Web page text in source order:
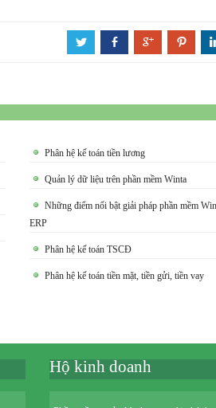
a b c d
Phân hệ kế toán tiền lương
Quản lý dữ liệu trên phần mềm Winta
Những điểm nổi bật giải pháp phần mềm
ERP
Phân hệ kế toán TSCĐ
Phân hệ kế toán tiền mặt, tiền gửi, tiền vay
Hộ kinh doanh